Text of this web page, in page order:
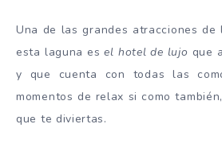
Una de las grandes atracciones de
esta laguna esel hotel de lujo que
y que cuenta con todas las
momentos de relax si como
que te diviertas.